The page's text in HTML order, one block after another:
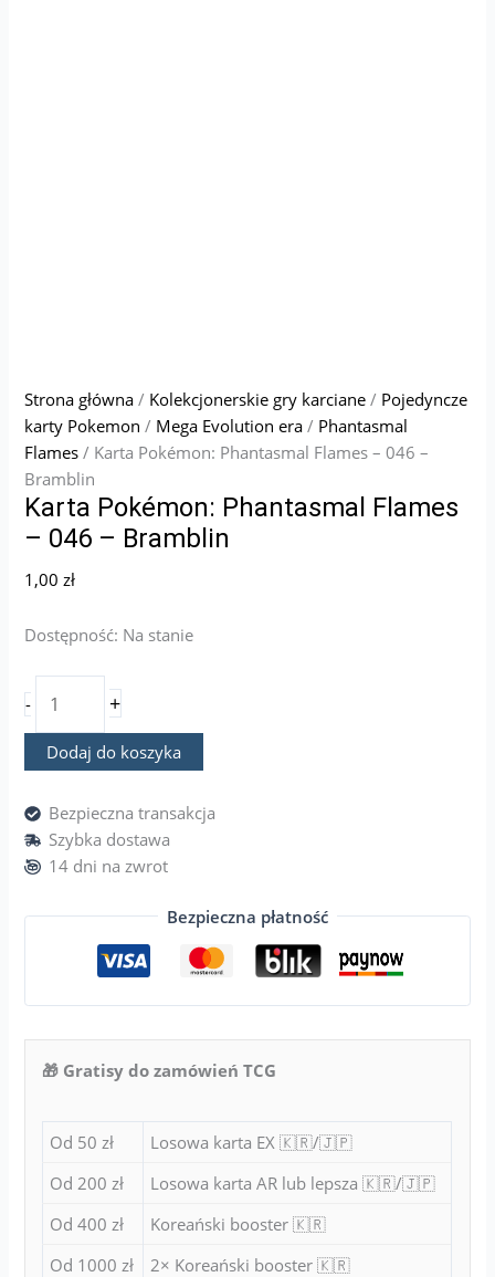
Strona główna / Kolekcjonerskie gry karciane / Pojedyncze
karty Pokemon / Mega Evolution era / Phantasmal
Flames / Karta Pokémon: Phantasmal Flames – 046 –
Bramblin
Karta Pokémon: Phantasmal Flames
– 046 – Bramblin
1,00zł
Dostępność: Na stanie
- +
Dodaj do koszyka
Bezpieczna transakcja
Szybka dostawa
14 dni na zwrot
Bezpieczna płatność
🎁 Gratisy do zamówień TCG
Od 50 zł
Losowa karta EX 🇰🇷/🇯🇵
Od 200 zł
Losowa karta AR lub lepsza 🇰🇷/🇯🇵
Od 400 zł
Koreański booster 🇰🇷
Od 1000 zł
2× Koreański booster 🇰🇷